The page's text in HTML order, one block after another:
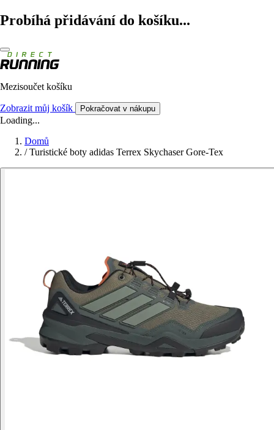
Probíhá přidávání do košíku...
Mezisoučet košíku
Zobrazit můj košík Pokračovat v nákupu
Loading...
Domů
/ Turistické boty adidas Terrex Skychaser Gore-Tex